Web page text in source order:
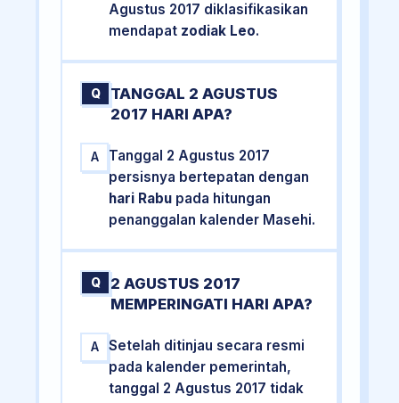
Agustus 2017 diklasifikasikan
mendapat zodiak Leo.
Q
TANGGAL 2 AGUSTUS
2017 HARI APA?
A
Tanggal 2 Agustus 2017
persisnya bertepatan dengan
hari Rabu pada hitungan
penanggalan kalender Masehi.
Q
2 AGUSTUS 2017
MEMPERINGATI HARI APA?
A
Setelah ditinjau secara resmi
pada kalender pemerintah,
tanggal 2 Agustus 2017 tidak